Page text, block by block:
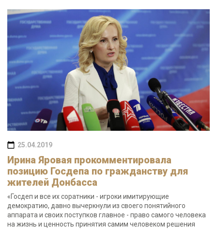
25.04.2019
Ирина Яровая прокомментировала
позицию Госдепа по гражданству для
жителей Донбасса
«Госдеп и все их соратники - игроки имитирующие
демократию, давно вычеркнули из своего понятийного
аппарата и своих поступков главное - право самого человека
на жизнь и ценность принятия самим человеком решения